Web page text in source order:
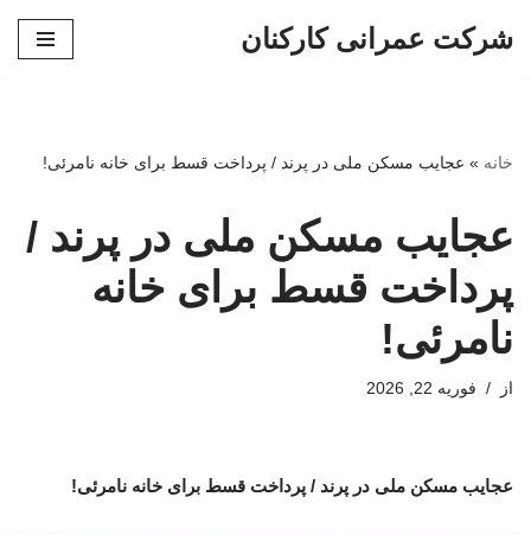
شرکت عمرانی کارکنان
خانه » عجایب مسکن ملی در پرند / پرداخت قسط برای خانه نامرئی!
عجایب مسکن ملی در پرند /
پرداخت قسط برای خانه
نامرئی!
از فوریه 22, 2026
عجایب مسکن ملی در پرند / پرداخت قسط برای خانه نامرئی!